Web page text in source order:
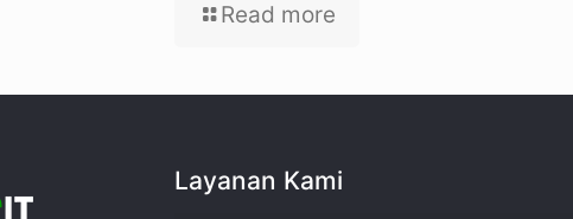
Read more
Layanan Kami